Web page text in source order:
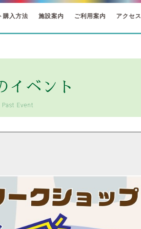
イベント
Past Event
購入方法 施設案内 ご利用案内 アクセス